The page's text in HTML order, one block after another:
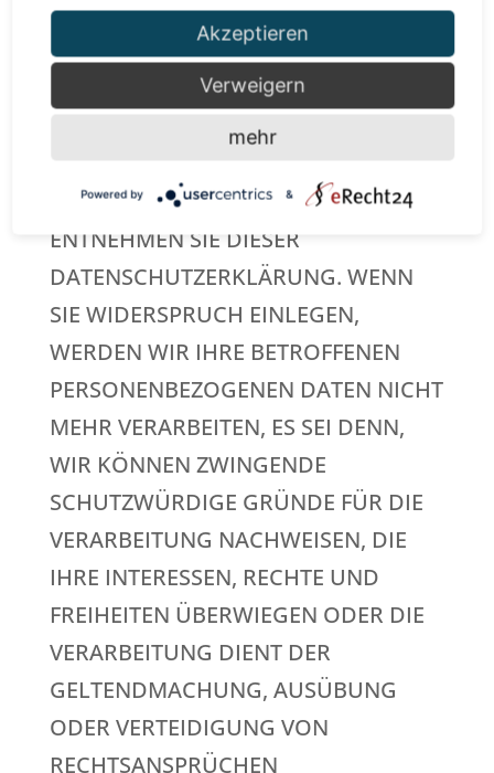
WIDERSPRUCH EINZULEGEN; DIES
GILT AUCH FÜR EIN AUF DIESE
BESTIMMUNGEN GESTÜTZTES
PROFILING. DIE JEWEILIGE
RECHTSGRUNDLAGE, AUF DENEN
EINE VERARBEITUNG BERUHT,
ENTNEHMEN SIE DIESER
DATENSCHUTZERKLÄRUNG. WENN
SIE WIDERSPRUCH EINLEGEN,
WERDEN WIR IHRE BETROFFENEN
PERSONENBEZOGENEN DATEN NICHT
MEHR VERARBEITEN, ES SEI DENN,
WIR KÖNNEN ZWINGENDE
SCHUTZWÜRDIGE GRÜNDE FÜR DIE
VERARBEITUNG NACHWEISEN, DIE
IHRE INTERESSEN, RECHTE UND
FREIHEITEN ÜBERWIEGEN ODER DIE
VERARBEITUNG DIENT DER
GELTENDMACHUNG, AUSÜBUNG
ODER VERTEIDIGUNG VON
RECHTSANSPRÜCHEN
Akzeptieren
Verweigern
mehr
Powered by &